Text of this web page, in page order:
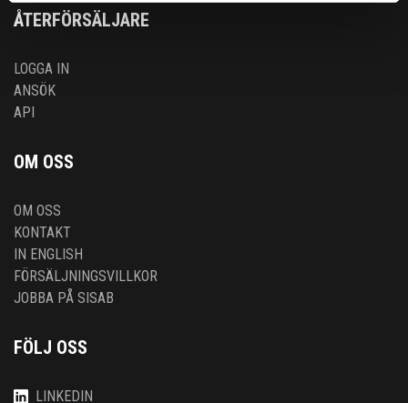
ÅTERFÖRSÄLJARE
LOGGA IN
ANSÖK
API
OM OSS
OM OSS
KONTAKT
IN ENGLISH
FÖRSÄLJNINGSVILLKOR
JOBBA PÅ SISAB
FÖLJ OSS
LINKEDIN